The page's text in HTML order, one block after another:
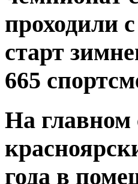
проходили
старт
665
На главном
года в